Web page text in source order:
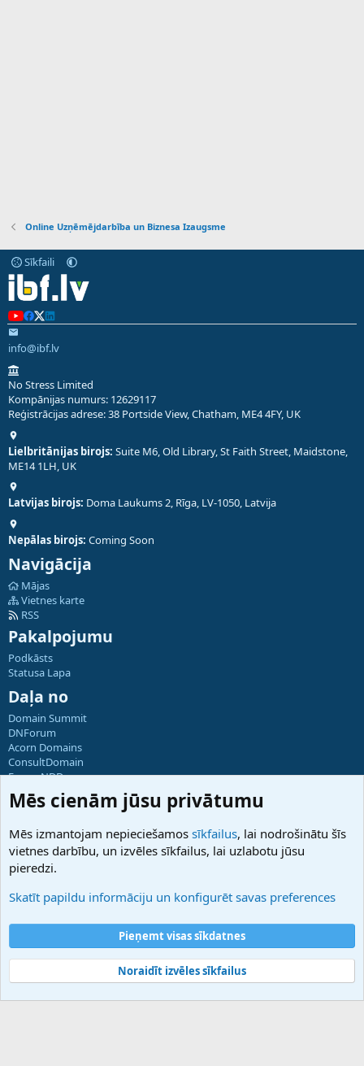
Online Uzņēmējdarbība un Biznesa Izaugsme
Sīkfaili
info@ibf.lv
No Stress Limited
Kompānijas numurs: 12629117
Reģistrācijas adrese: 38 Portside View, Chatham, ME4 4FY, UK
Lielbritānijas birojs: Suite M6, Old Library, St Faith Street, Maidstone,
ME14 1LH, UK
Latvijas birojs: Doma Laukums 2, Rīga, LV-1050, Latvija
Nepālas birojs: Coming Soon
Navigācija
Mājas
Vietnes karte
RSS
Pakalpojumu
Podkāsts
Statusa Lapa
Daļa no
Domain Summit
DNForum
Acorn Domains
ConsultDomain
ForumNDD
Domainforum.ro
27.be
Hostmaria
Atbalsts
Palīdzība
Noteikumi un nosacījumi
Privātuma politika
Community platform by XenForo® © 2010-2025 XenForo Ltd.
Mēs cienām jūsu privātumu
Mēs izmantojam nepieciešamos sīkfailus, lai nodrošinātu šīs
vietnes darbību, un izvēles sīkfailus, lai uzlabotu jūsu
pieredzi.
Skatīt papildu informāciju un konfigurēt savas preferences
Pieņemt visas sīkdatnes
Noraidīt izvēles sīkfailus